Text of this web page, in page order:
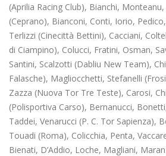
(Aprilia Racing Club), Bianchi,
(Ceprano), Bianconi, Conti, Iorio,
Terlizzi (Cinecittà Bettini), Cacciani,
di Ciampino), Colucci, Fratini, Osman,
Santini, Scalzotti (Dabliu New Team),
Falasche), Magliocchetti, Stefanelli
Zazza (Nuova Tor Tre Teste), Carosi,
(Polisportiva Carso), Bernanucci,
Taddei, Venarucci (P. C. Tor Sapienza),
Touadi (Roma), Colicchia, Penta,
Bienati, D’Addio, Loche, Magliani,